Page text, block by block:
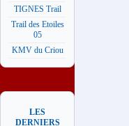
TIGNES Trail
Trail des Etoiles
05
KMV du Criou
LES
DERNIERS